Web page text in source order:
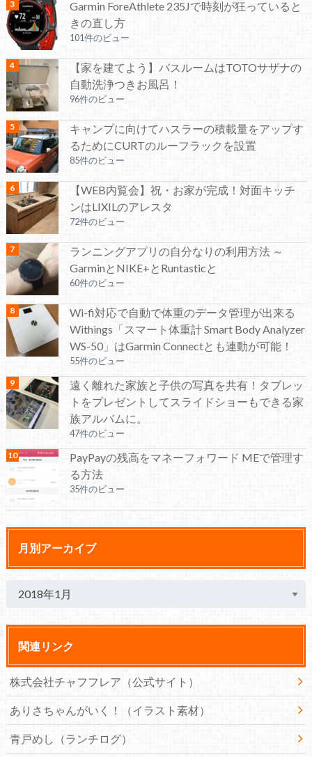
Garmin ForeAthlete 235Jで時刻が狂っていると
きの直し方
101件のビュー
【家を建てよう】バスルームはTOTOサザナの
自動洗浄つきお風呂！
96件のビュー
キャンプに向けてハスラーの積載量をアップす
るためにCURTのルーフラックを設置
85件のビュー
【WEB内覧会】祝・お家が完成！対面キッチ
ンはLIXILのアレスタ
72件のビュー
ランニングアプリの自分なりの利用方法 ～
GarminとNIKE+とRuntasticと
60件のビュー
Wi-fi対応で自動で体重のデータ管理が出来る
Withings「スマート体重計 Smart Body Analyzer
WS-50」はGarmin Connectとも連動が可能！
55件のビュー
遠く離れた家族と子供の写真を共有！タブレッ
トをプレゼントしてスライドショーもできる家
族アルバムに。
47件のビュー
PayPayの残高をマネーフォワード MEで管理す
る方法
35件のビュー
月別アーカイブ
関連リンク
株式会社チャフフレア（公式サイト）
ありさちゃんがいく！（イラスト素材）
青戸めし（ランチログ）